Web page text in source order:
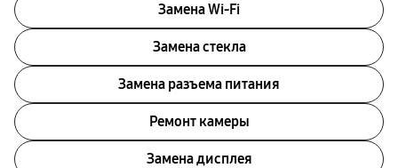
Замена Wi-Fi
Замена стекла
Замена разъема питания
Ремонт камеры
Замена дисплея